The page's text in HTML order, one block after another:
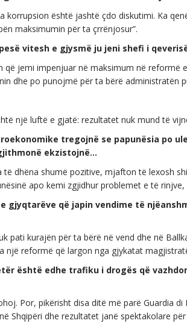
korrupsion është jashtë çdo diskutimi. Ka
maksimumin për ta çrrënjosur”.
vitesh e gjysmë ju jeni shefi i
që jemi impenjuar në maksimum në reformë
dhe po punojmë për ta bërë administratën
një luftë e gjatë: rezultatet nuk mund të
tregojnë se papunësia po
ekzistojnë…
të dhëna shumë pozitive, mjafton të lexosh
apo kemi zgjidhur problemet e të
gjyqtarëve që japin vendime të
pati kurajën për ta bërë në vend dhe në
një reformë që largon nga gjykatat
është edhe trafiku i drogës që
Por, pikërisht disa ditë më parë Guardia
Shqipëri dhe rezultatet janë spektakolare